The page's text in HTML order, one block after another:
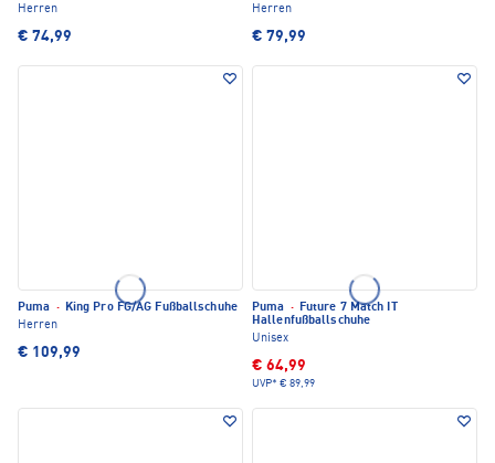
Herren
€ 74,99
Herren
€ 79,99
Puma · King Pro FG/AG Fußballschuhe
Herren
€ 109,99
Puma · Future 7 Match IT
Hallenfußballschuhe
Unisex
€ 64,99
UVP* € 89,99